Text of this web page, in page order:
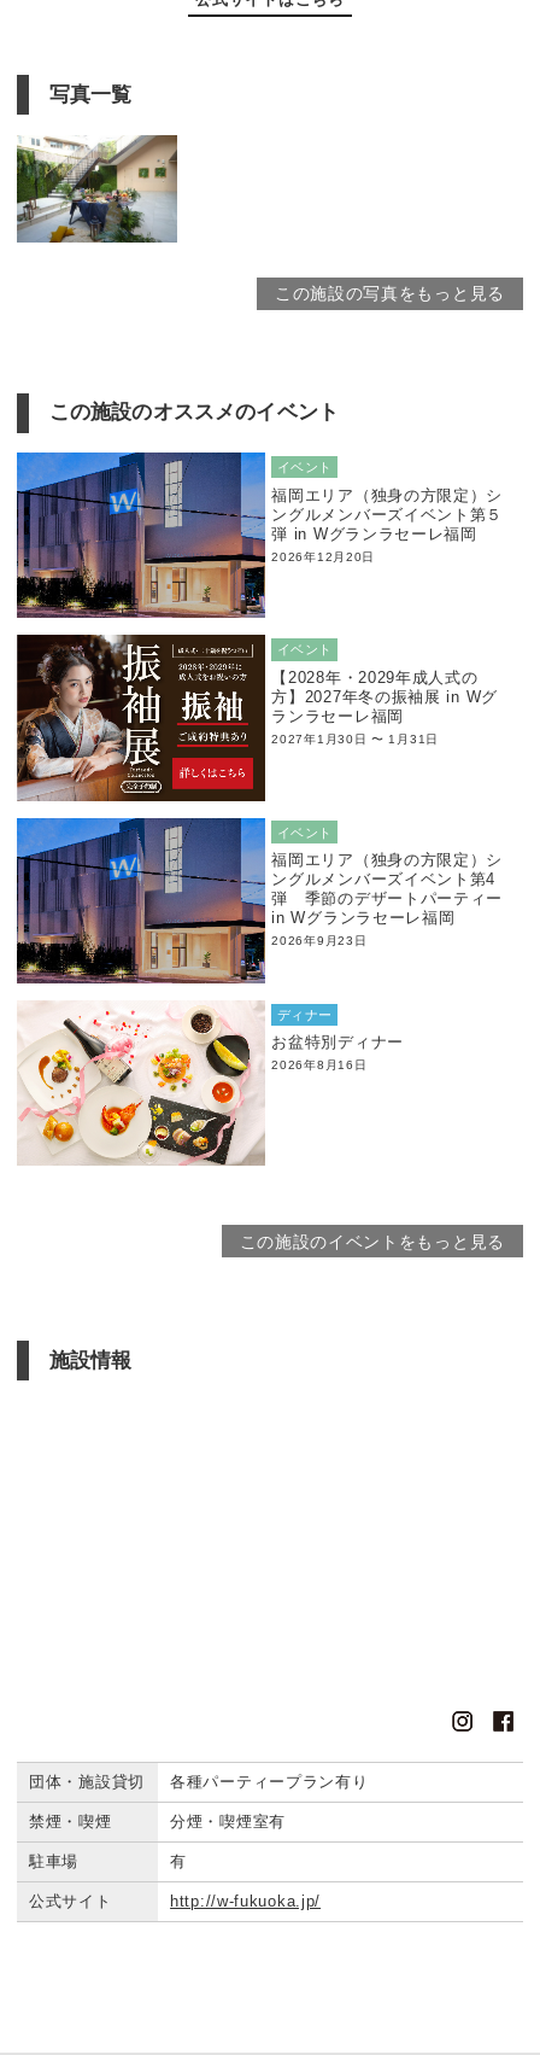
写真一覧
この施設の写真をもっと見る
この施設のオススメのイベント
イベント
福岡エリア（独身の方限定）シ
ングルメンバーズイベント第５
弾 in Wグランラセーレ福岡
2026年12月20日
イベント
【2028年・2029年成人式の
方】2027年冬の振袖展 in Wグ
ランラセーレ福岡
2027年1月30日 〜 1月31日
イベント
福岡エリア（独身の方限定）シ
ングルメンバーズイベント第4
弾 季節のデザートパーティー
in Wグランラセーレ福岡
2026年9月23日
ディナー
お盆特別ディナー
2026年8月16日
この施設のイベントをもっと見る
施設情報
団体・施設貸切 各種パーティープラン有り
禁煙・喫煙 分煙・喫煙室有
駐車場 有
公式サイト http://w-fukuoka.jp/